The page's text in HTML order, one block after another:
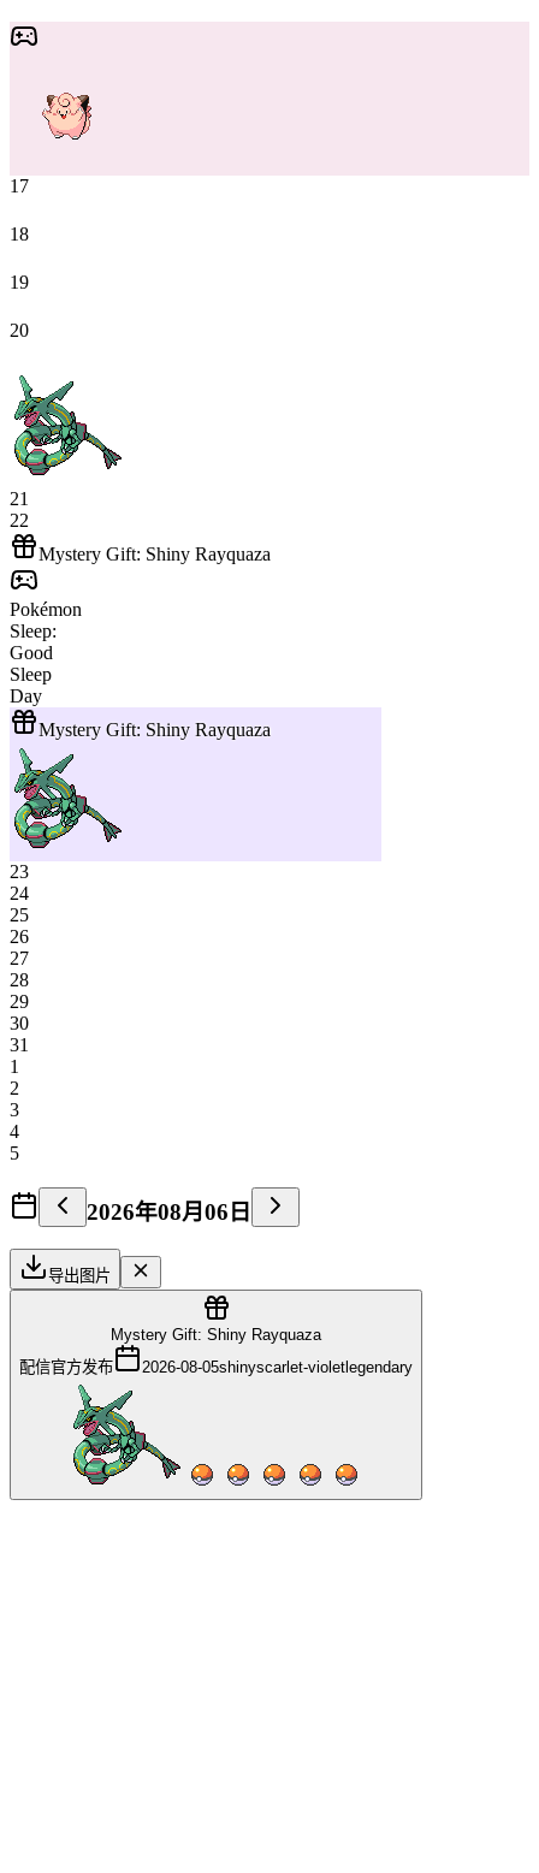
17
18
19
20
21
22
Mystery Gift: Shiny Rayquaza
Pokémon
Sleep:
Good
Sleep
Day
Mystery Gift: Shiny Rayquaza
23
24
25
26
27
28
29
30
31
1
2
3
4
5
2026年08月06日
导出图片
Mystery Gift: Shiny Rayquaza
配信官方发布 2026-08-05shinyscarlet-violet legendary